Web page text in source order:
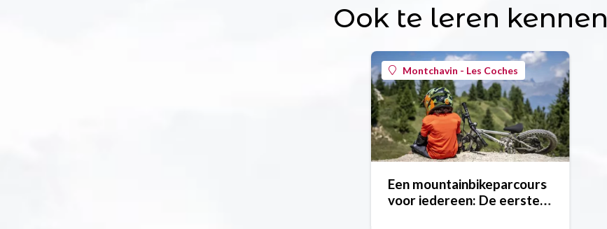
Ook te leren kennen
Montchavin - Les Coches
Een mountainbikeparcours
voor iedereen: De eerste